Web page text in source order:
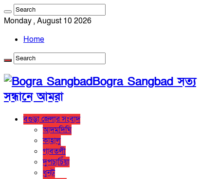
Monday , August 10 2026
Home
Bogra Sangbad সত্য
সন্ধানে আমরা
বগুড়া জেলার সংবাদ
আদমদিঘি
কাহালু
গাবতলী
দুপচাচিঁয়া
ধুনট